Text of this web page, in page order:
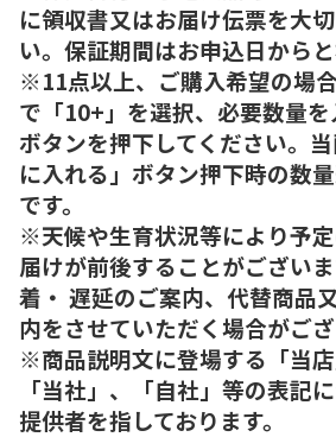
に領収書又はお届け伝票を大
い。保証期間はお申込日からと
※11点以上、ご購入希望の場
で「10+」を選択、必要数量を
ボタンを押下してください。
に入れる」ボタン押下時の数
です。
※天候や生育状況等により予
届けが前後することがござい
着・ 遅延のご案内、代替商品
内をさせていただく場合がござ
※商品説明文に登場する「当店
「当社」、「自社」等の表記
提供者を指しております。